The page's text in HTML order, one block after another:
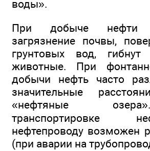
воды».
При добыче нефти
загрязнение почвы,
грунтовых вод, гибнут
животные. При
добычи нефть часто
значительные
«нефтяные
транспортировке
нефтепроводу возможен
(при аварии на